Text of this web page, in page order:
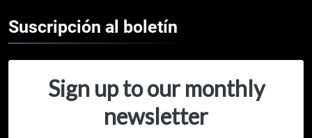
Suscripción al boletín
Sign up to our monthly
newsletter